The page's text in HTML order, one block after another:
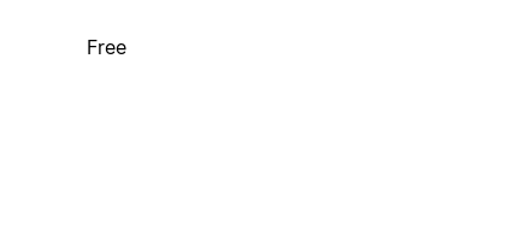
Free